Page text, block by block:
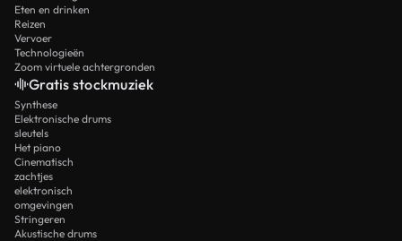
Eten en drinken
Reizen
Vervoer
Technologieën
Zoom virtuele achtergronden
Gratis stockmuziek
Synthese
Elektronische drums
sleutels
Het piano
Cinematisch
zachtjes
elektronisch
omgevingen
Stringeren
Akustische drums